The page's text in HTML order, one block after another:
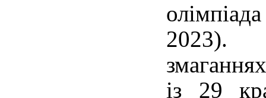
2023).
із 29